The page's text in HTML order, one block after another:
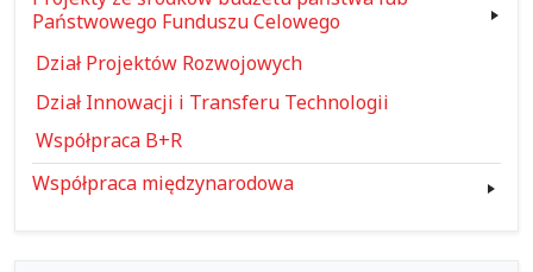
Państwowego Funduszu Celowego
Dział Projektów Rozwojowych
Dział Innowacji i Transferu Technologii
Współpraca B+R
Współpraca międzynarodowa